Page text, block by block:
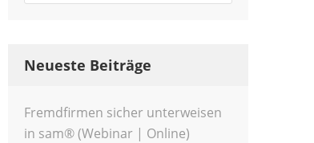
Neueste Beiträge
Fremdfirmen sicher unterweisen
in sam® (Webinar | Online)